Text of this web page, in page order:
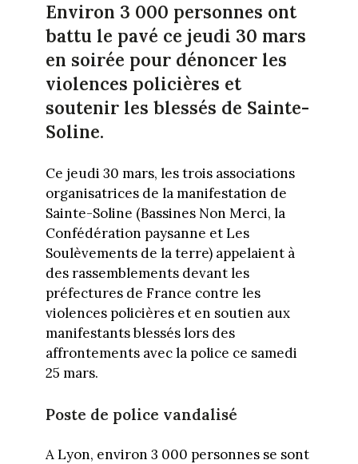
Environ 3 000 personnes ont
battu le pavé ce jeudi 30 mars
en soirée pour dénoncer les
violences policières et
soutenir les blessés de Sainte-
Soline.
Ce jeudi 30 mars, les trois associations
organisatrices de la manifestation de
Sainte-Soline (Bassines Non Merci, la
Confédération paysanne et Les
Soulèvements de la terre) appelaient à
des rassemblements devant les
préfectures de France contre les
violences policières et en soutien aux
manifestants blessés lors des
affrontements avec la police ce samedi
25 mars.
Poste de police vandalisé
A Lyon, environ 3 000 personnes se sont